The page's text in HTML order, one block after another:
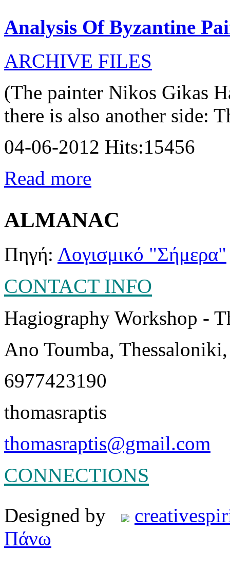
Analysis Of Byzantine
ARCHIVE FILES
(The painter Nikos Gikas
there is also another side:
04-06-2012 Hits:15456
Read more
ALMANAC
Πηγή: Λογισμικό "Σήμερα"
CONTACT INFO
Hagiography Workshop -
Ano Toumba, Thessaloniki,
6977423190
thomasraptis
thomasraptis@gmail.com
CONNECTIONS
Designed by
Πάνω